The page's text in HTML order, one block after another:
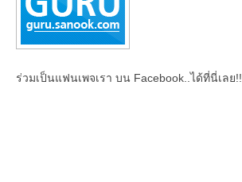
ร่วมเป็นแฟนเพจเรา บน Facebook..ได้ที่นี่เลย!!